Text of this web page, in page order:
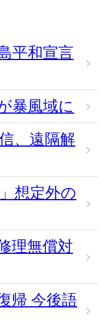
平和宣言
暴風域に
、遠隔解
想定外の
理無償対
帰 今後語